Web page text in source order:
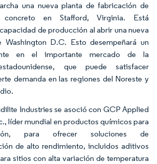
una nueva planta de fabricación de
en Stafford, Virginia. Está
de producción al abrir una nueva
Washington D.C. Esto desempeñará un
en el importante mercado de la
que puede satisfacer
demanda en las regiones del Noreste y
Industries se asoció con GCP Applied
líder mundial en productos químicos para
para ofrecer soluciones de
de alto rendimiento, incluidos aditivos
sitios con alta variación de temperatura